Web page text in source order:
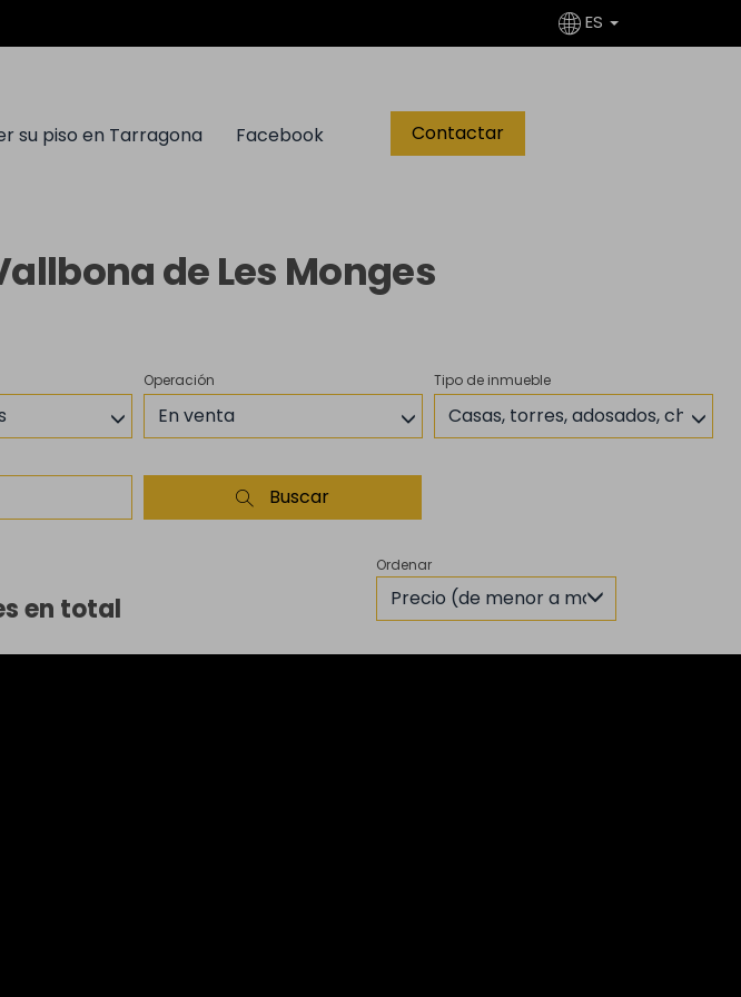
ES
su piso en Tarragona Facebook Contactar
de Les Monges
Operación
En venta
Tipo de inmueble
Casas, torres, adosados, chalets
Buscar
en total
Ordenar
Precio (de menor a mayor)